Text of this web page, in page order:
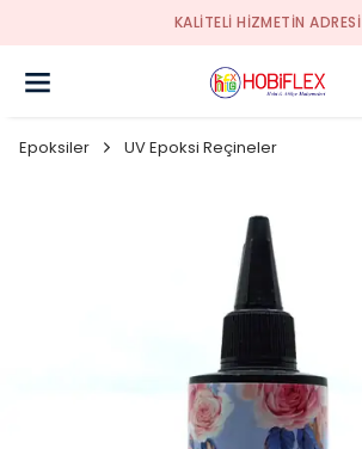
KALİTELİ HİZMETİN ADRESİ
Epoksiler UV Epoksi Reçineler